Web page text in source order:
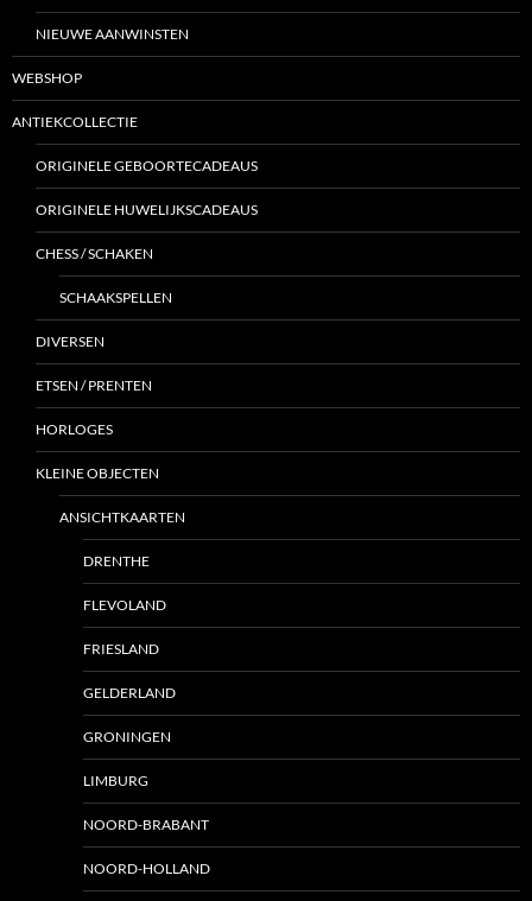
NIEUWE AANWINSTEN
WEBSHOP
ANTIEKCOLLECTIE
ORIGINELE GEBOORTECADEAUS
ORIGINELE HUWELIJKSCADEAUS
CHESS / SCHAKEN
SCHAAKSPELLEN
DIVERSEN
ETSEN / PRENTEN
HORLOGES
KLEINE OBJECTEN
ANSICHTKAARTEN
DRENTHE
FLEVOLAND
FRIESLAND
GELDERLAND
GRONINGEN
LIMBURG
NOORD-BRABANT
NOORD-HOLLAND